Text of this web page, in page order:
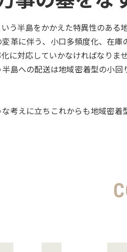
う半島をかかえた特異性のある
革に伴う、小口多頻度化、在
に対応していかなければなりませ
島への配送は地域密着型の小
考えに立ちこれからも地域密